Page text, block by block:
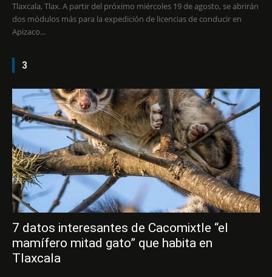
Tlaxcala, Tlax. A partir del próximo miércoles 19 de agosto, se abrirán
dos módulos más para la expedición de licencias de conducir en
Apizaco...
3
7 datos interesantes de Cacomixtle “el
mamífero mitad gato” que habita en
Tlaxcala